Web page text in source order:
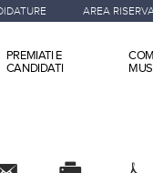
AREA
PREMIATI E
CANDIDATI